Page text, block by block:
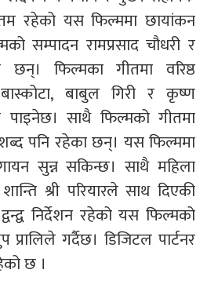
रहेको यस फिल्ममा छायांकन
सम्पादन रामप्रसाद चौधरी र
फिल्मका गीतमा वरिष्ठ
बाबुल गिरी र कृष्ण
पाइनेछ। साथै फिल्मको गीतमा
शब्द पनि रहेका छन्। यस फिल्ममा
सुन्न सकिन्छ। साथै महिला
श्री परियारले साथ दिएकी
निर्देशन रहेको यस फिल्मको
गर्दैछ। डिजिटल पार्टनर
छ ।